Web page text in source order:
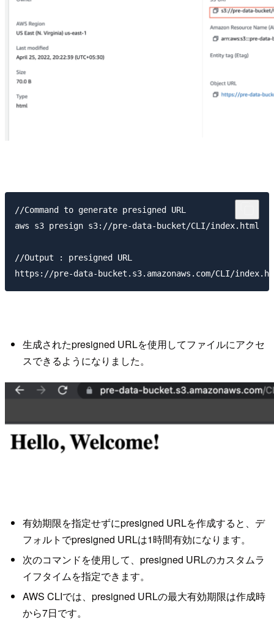
//Command to generate presigned URL
aws s3 presign s3://pre-data-bucket/CLI/index.html
//Output : presigned URL
生成されたpresigned URLを使用してファイルにアクセ
スできるようになりました。
有効期限を指定せずにpresigned URLを作成すると、デ
フォルトでpresigned URLは1時間有効になります。
次のコマンドを使用して、presigned URLのカスタムラ
イフタイムを指定できます。
AWS CLIでは、presigned URLの最大有効期限は作成時
から7日です。